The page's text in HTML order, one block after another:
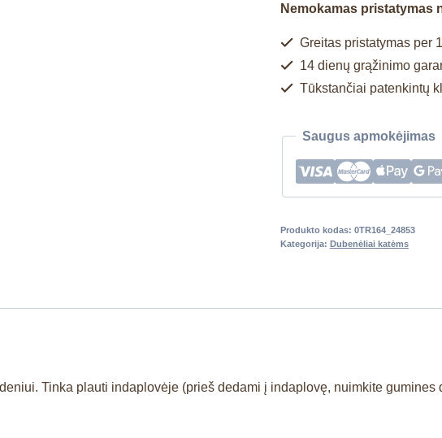
Nemokamas pristatymas
Greitas pristatymas per
14 dienų grąžinimo
Tūkstančiai patenkintų
Saugus apmokėjimas
Produkto kodas: 0TR164_24853
Kategorija: Dubenėliai katėms
Tinka plauti indaplovėje (prieš dedami į indaplovę, nuimkite